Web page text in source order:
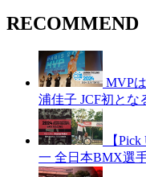
RECOMMEND
MVP
浦佳子 JCF初と
【
一 全日本BMX選